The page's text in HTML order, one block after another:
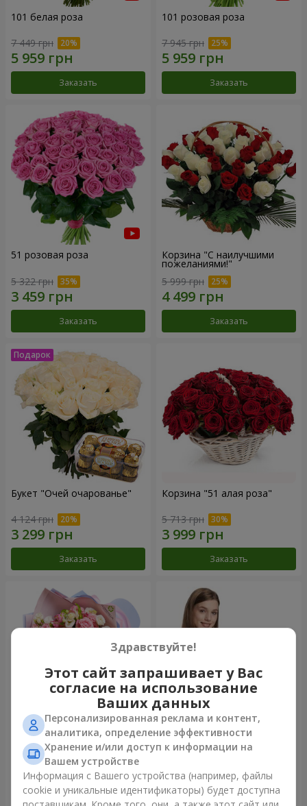
101 белая роза
7 449 грн
Заказать
101 розовая роза
7 945 грн
Заказать
51 розовая роза
5 322 грн
Заказать
Корзина "С наилучшими
пожеланиями!"
5 999 грн
Заказать
Букет "Очей очарованье"
4 124 грн
Заказать
Корзина "51 алая роза"
5 713 грн
Заказать
Букет "Сказка моей жизни"
2 510 грн
Заказать
Корзина "Ангелочек"
Заказать
Здравствуйте!
Этот сайт запрашивает у Вас
согласие на использование
Ваших данных
Персонализированная реклама и контент,
аналитика, определение эффективности
Хранение и/или доступ к информации на
Вашем устройстве
Информация с Вашего устройства (например, файлы
cookie и уникальные идентификаторы) будет доступна